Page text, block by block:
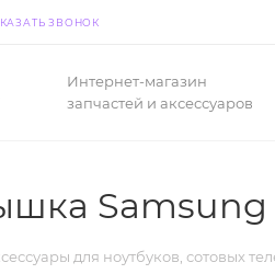
ЗВОНОК
Интернет-магазин
запчастей и аксессуаров
Samsung
для ноутбуков, сотовых